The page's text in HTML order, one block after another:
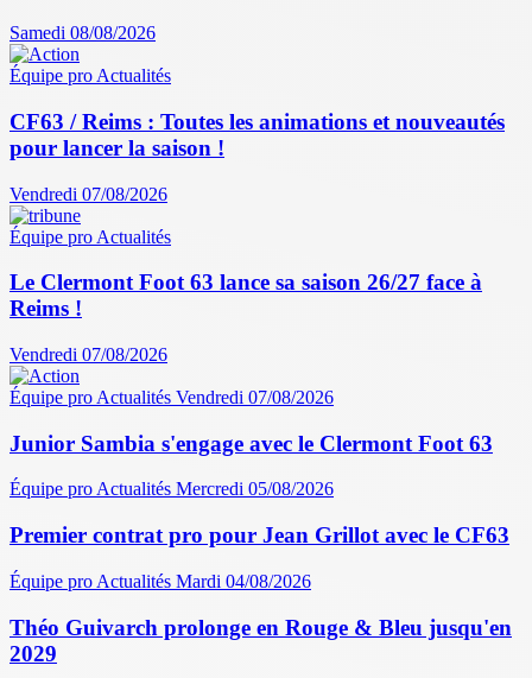
Samedi 08/08/2026
Équipe pro Actualités
CF63 / Reims : Toutes les animations et nouveautés
pour lancer la saison !
Vendredi 07/08/2026
Équipe pro Actualités
Le Clermont Foot 63 lance sa saison 26/27 face à
Reims !
Vendredi 07/08/2026
Équipe pro Actualités Vendredi 07/08/2026
Junior Sambia s'engage avec le Clermont Foot 63
Équipe proActualités Mercredi 05/08/2026
Premier contrat pro pour Jean Grillot avec le CF63
Équipe pro Actualités Mardi 04/08/2026
Théo Guivarch prolonge en Rouge & Bleu jusqu'en
2029